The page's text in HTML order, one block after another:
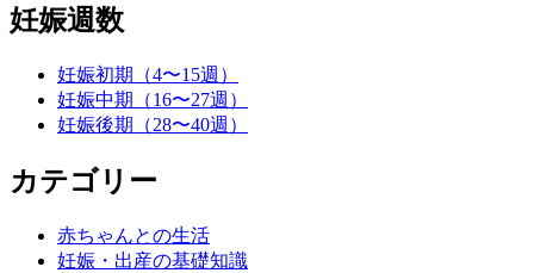
妊娠週数
妊娠初期（4〜15週）
妊娠中期（16〜27週）
妊娠後期（28〜40週）
カテゴリー
赤ちゃんとの生活
妊娠・出産の基礎知識